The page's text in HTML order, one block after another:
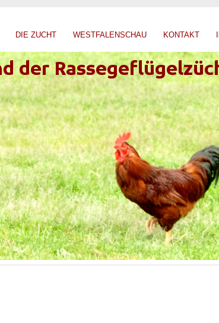
DIE ZUCHT WESTFALENSCHAU KONTAKT